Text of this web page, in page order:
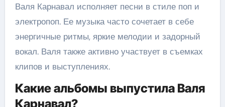
Валя Карнавал исполняет песни в стиле поп и
электропоп. Ее музыка часто сочетает в себе
энергичные ритмы, яркие мелодии и задорный
вокал. Валя также активно участвует в съемках
клипов и выступлениях.
Какие альбомы выпустила Валя
Карнавал?